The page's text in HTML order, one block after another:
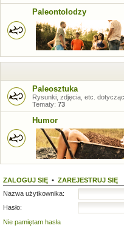
Paleontolodzy
Paleosztuka
Rysunki, zdjęcia, etc.
Tematy: 73
Humor
ZALOGUJ SIĘ • ZAREJESTRUJ SIĘ
Nazwa użytkownika:
Hasło:
Nie pamiętam hasła